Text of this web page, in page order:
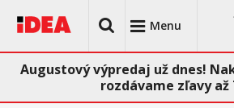
Menu
Augustový výpredaj už dnes!
rozdávame zľavy až